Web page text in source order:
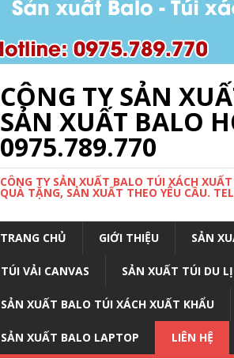
CÔNG TY SẢN
SẢN XUẤT BALO
0975.789.770
CÔNG TY SẢN XUẤT BALO TÚI XÁCH
QUÀ TẶNG, SẢN XUẤT THEO YÊU CẦU.
TRANG CHỦ GIỚI THIỆU SẢN
TÚI VẢI CANVAS SẢN XUẤT TÚI DU
SẢN XUẤT BALO TÚI XÁCH XUẤT KHẨU
SẢN XUẤT BALO LAPTOP LIÊN HỆ